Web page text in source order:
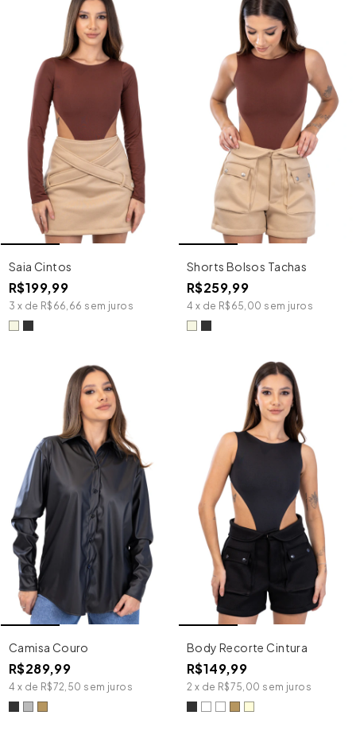
Saia Cintos
R$199,99
3 x de R$66,66 sem juros
Shorts Bolsos Tachas
R$259,99
4 x de R$65,00 sem juros
Camisa Couro
R$289,99
4 x de R$72,50 sem juros
Body Recorte Cintura
R$149,99
2 x de R$75,00 sem juros